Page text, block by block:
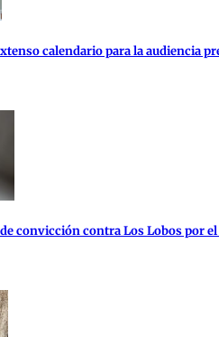
calendario para la audiencia
convicción contra Los Lobos por